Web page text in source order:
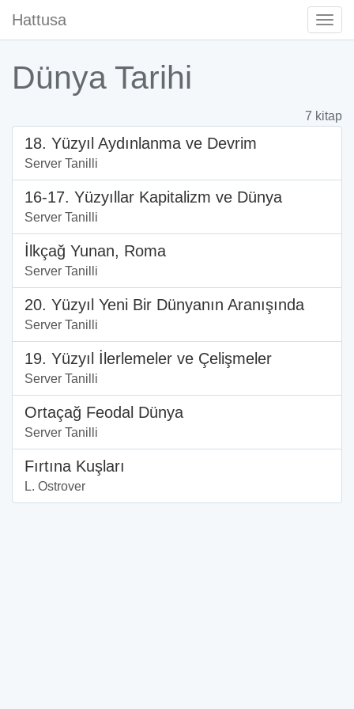
Hattusa
Dünya Tarihi
7 kitap
18. Yüzyıl Aydınlanma ve Devrim
Server Tanilli
16-17. Yüzyıllar Kapitalizm ve Dünya
Server Tanilli
İlkçağ Yunan, Roma
Server Tanilli
20. Yüzyıl Yeni Bir Dünyanın Aranışında
Server Tanilli
19. Yüzyıl İlerlemeler ve Çelişmeler
Server Tanilli
Ortaçağ Feodal Dünya
Server Tanilli
Fırtına Kuşları
L. Ostrover